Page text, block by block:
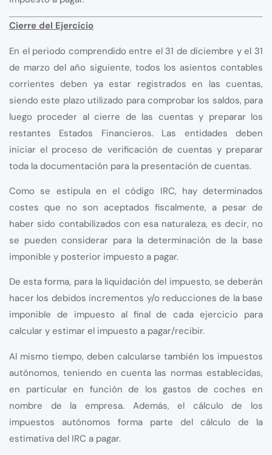
Cierre del Ejercicio
En el periodo comprendido entre el 31 de diciembre y el 31
de marzo del año siguiente, todos los asientos contables
corrientes deben ya estar registrados en las cuentas,
siendo este plazo utilizado para comprobar los saldos, para
luego proceder al cierre de las cuentas y preparar los
restantes Estados Financieros. Las entidades deben
iniciar el proceso de verificación de cuentas y preparar
toda la documentación para la presentación de cuentas.
Como se estipula en el código IRC, hay determinados
costes que no son aceptados fiscalmente, a pesar de
haber sido contabilizados con esa naturaleza, es decir, no
se pueden considerar para la determinación de la base
imponible y posterior impuesto a pagar.
De esta forma, para la liquidación del impuesto, se deberán
hacer los debidos incrementos y/o reducciones de la base
imponible de impuesto al final de cada ejercicio para
calcular y estimar el impuesto a pagar/recibir.
Al mismo tiempo, deben calcularse también los impuestos
autónomos, teniendo en cuenta las normas establecidas,
en particular en función de los gastos de coches en
nombre de la empresa. Además, el cálculo de los
impuestos autónomos forma parte del cálculo de la
estimativa del IRC a pagar.